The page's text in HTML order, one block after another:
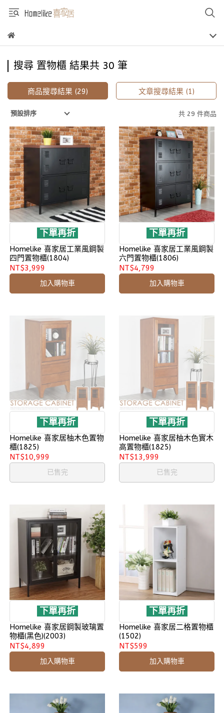
搜尋 置物櫃 結果共 30 筆
商品搜尋結果 (29) 文章搜尋結果 (1)
預設排序 共 29 件商品
下單再折
Homelike 喜家居工業風鋼製
四門置物櫃(1804)
NT$3,999
加入購物車
下單再折
Homelike 喜家居工業風鋼製
六門置物櫃(1806)
NT$4,799
加入購物車
下單再折
Homelike 喜家居柚木色置物
櫃(1825)
NT$10,999
已售完
下單再折
Homelike 喜家居柚木色實木
高置物櫃(1825)
NT$13,999
已售完
下單再折
Homelike 喜家居鋼製玻璃置
物櫃(黑色)(2003)
NT$4,899
加入購物車
下單再折
Homelike 喜家居二格置物櫃
(1502)
NT$599
加入購物車